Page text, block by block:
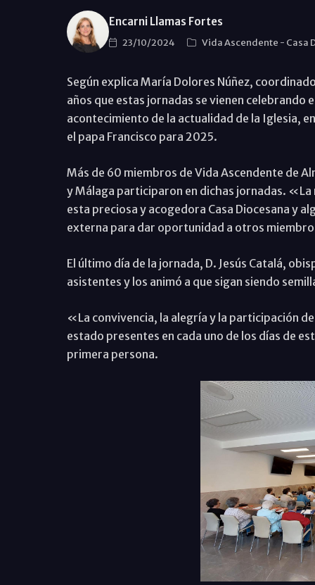
Encarni Llamas Fortes
23/10/2024 Vida Ascendente - Casa
Según explica María Dolores Núñez,
años que estas jornadas se vienen celebrando
acontecimiento de la actualidad de la Iglesia,
el papa Francisco para 2025.
Más de 60 miembros de Vida Ascendente de
y Málaga participaron en dichas jornadas.
esta preciosa y acogedora Casa Diocesana y
externa para dar oportunidad a otros
El último día de la jornada, D. Jesús Catalá,
asistentes y los animó a que sigan siendo
«La convivencia, la alegría y la participación
estado presentes en cada uno de los días de
primera persona.